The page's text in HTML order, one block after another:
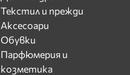
Текстил и прежди
Аксесоари
Обувки
Парфюмерия и
козметика